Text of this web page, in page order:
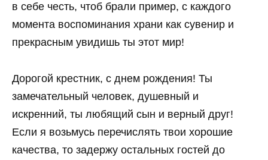
в себе честь, чтоб брали пример, с каждого
момента воспоминания храни как сувенир и
прекрасным увидишь ты этот мир!
Дорогой крестник, с днем рождения! Ты
замечательный человек, душевный и
искренний, ты любящий сын и верный друг!
Если я возьмусь перечислять твои хорошие
качества, то задержу остальных гостей до